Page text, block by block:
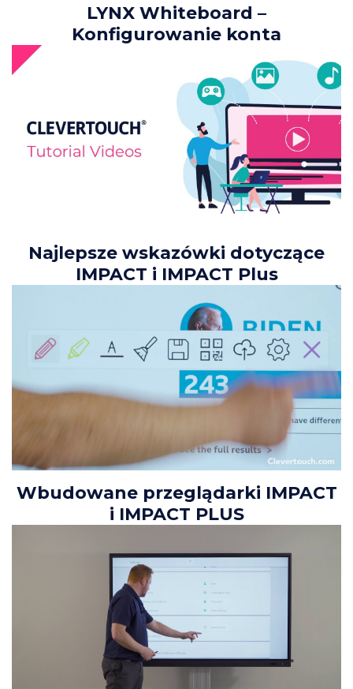
LYNX Whiteboard –
Konfigurowanie konta
Najlepsze wskazówki dotyczące
IMPACT i IMPACT Plus
Wbudowane przeglądarki IMPACT
i IMPACT PLUS